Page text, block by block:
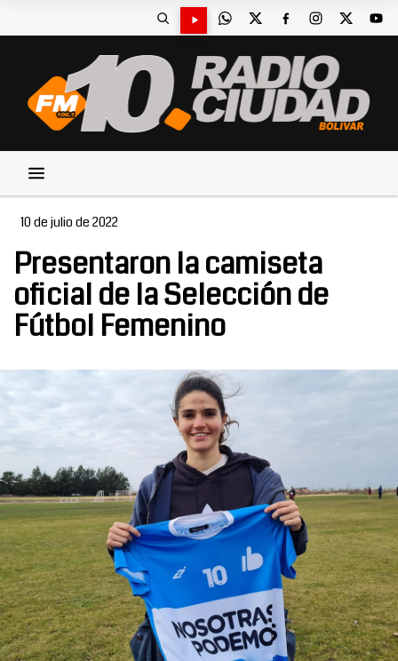
10 de julio de 2022
Presentaron la camiseta
oficial de la Selección de
Fútbol Femenino